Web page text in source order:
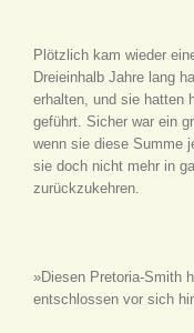
Plötzlich kam wieder
Dreieinhalb Jahre lang
erhalten, und sie hatten
geführt. Sicher war ein
wenn sie diese Summe
sie doch nicht mehr in
zurückzukehren.
»Diesen Pretoria-Smith
entschlossen vor sich